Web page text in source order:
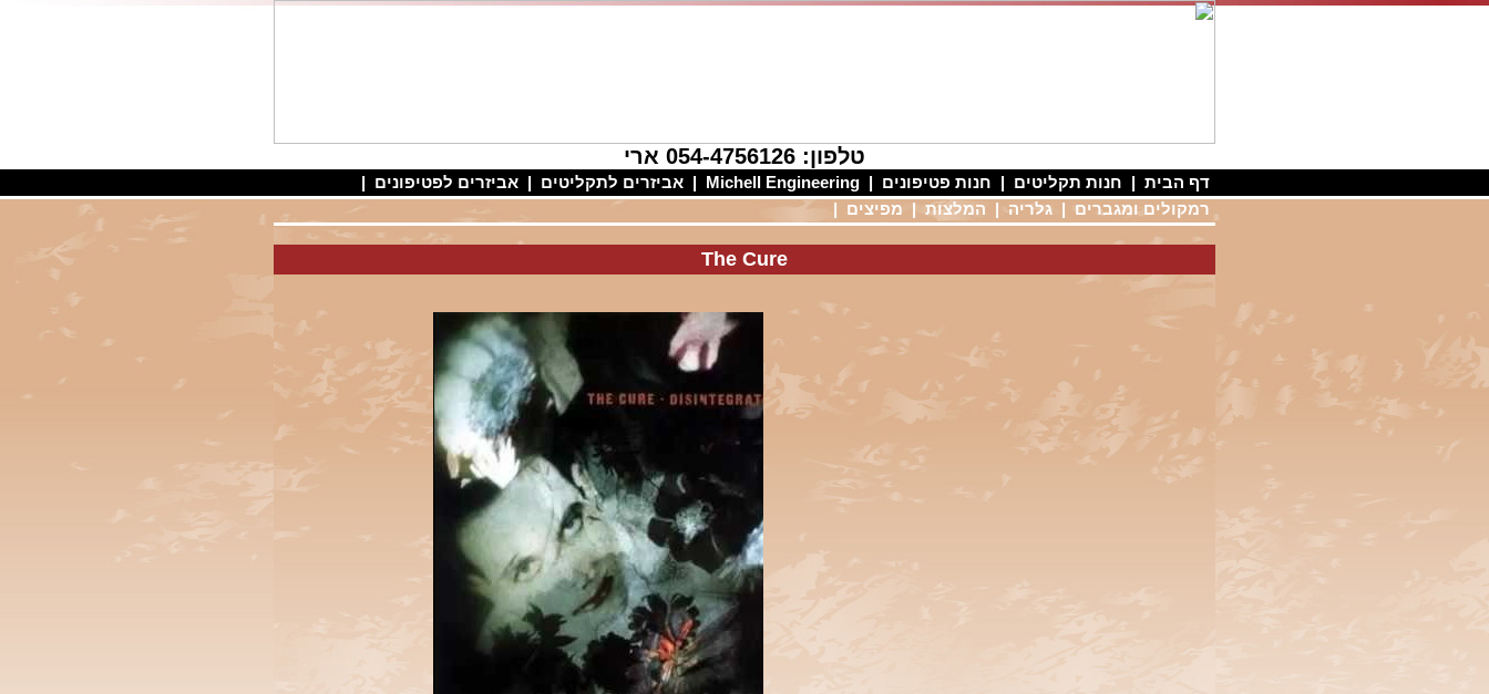
טלפון: 054-4756126 ארי
דף הבית | חנות תקליטים | חנות פטיפונים |
Michell Engineering
| אביזרים לתקליטים | אביזרים לפטיפונים |
רמקולים ומגברים | גלריה | המלצות | מפיצים |
The Cure